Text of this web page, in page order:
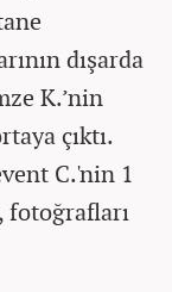
dışarda
K.’nin
çıktı.
C.'nin 1
fotoğrafları